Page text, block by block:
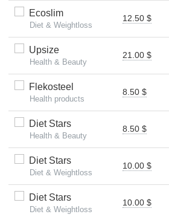
Ecoslim
Diet & Weightloss
12.50 $
Upsize
Health & Beauty
21.00 $
Flekosteel
Health products
8.50 $
Diet Stars
Health & Beauty
8.50 $
Diet Stars
Diet & Weightloss
10.00 $
Diet Stars
Diet & Weightloss
10.00 $